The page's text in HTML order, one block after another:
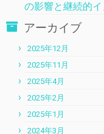
の影響と継続的
アーカイブ
2025年12月
2025年11月
2025年4月
2025年2月
2025年1月
2024年3月